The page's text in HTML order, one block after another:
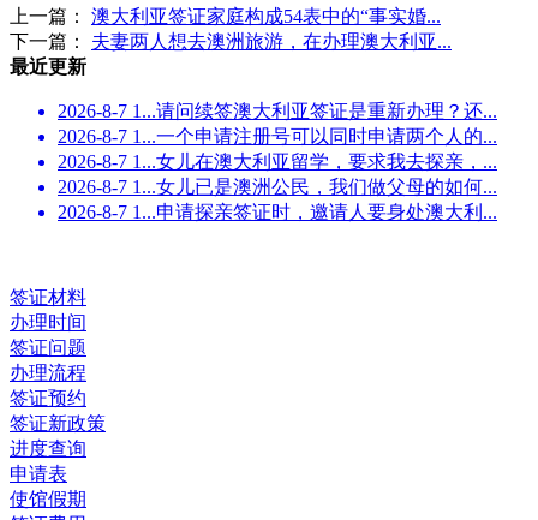
上一篇： 澳大利亚签证家庭构成54表中的“事实婚...
下一篇： 夫妻两人想去澳洲旅游，在办理澳大利亚...
最近更新
2026-8-7 1...请问续签澳大利亚签证是重新办理？还...
2026-8-7 1...一个申请注册号可以同时申请两个人的...
2026-8-7 1...女儿在澳大利亚留学，要求我去探亲，...
2026-8-7 1...女儿已是澳洲公民，我们做父母的如何...
2026-8-7 1...申请探亲签证时，邀请人要身处澳大利...
签证材料
办理时间
签证问题
办理流程
签证预约
签证新政策
进度查询
申请表
使馆假期